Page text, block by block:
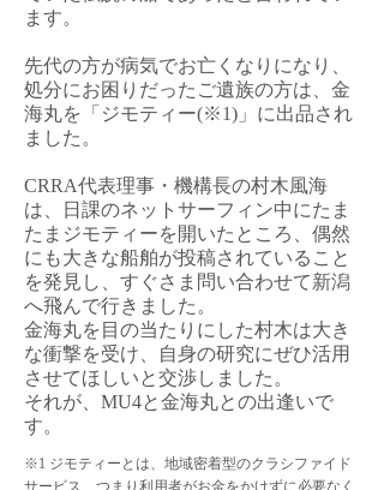
ます。
先代の方が病気でお亡くなりになり、
処分にお困りだったご遺族の方は、金
海丸を「ジモティー(※1)」に出品され
ました。
CRRA代表理事・機構長の村木風海
は、日課のネットサーフィン中にたま
たまジモティーを開いたところ、偶然
にも大きな船舶が投稿されていること
を発見し、すぐさま問い合わせて新潟
へ飛んで行きました。
金海丸を目の当たりにした村木は大き
な衝撃を受け、自身の研究にぜひ活用
させてほしいと交渉しました。
​それが、MU4と金海丸との出逢いで
す。
※1 ジモティーとは、地域密着型のクラシファイド
サービス、つまり利用者がお金をかけずに必要なく